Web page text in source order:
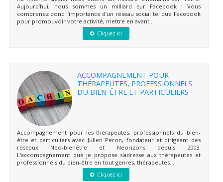
Aujourd’hui, nous sommes un milliard sur Facebook ! Vous
comprenez donc l’importance d’un réseau social tel que Facebook
pour promouvoir votre activité, mettre en avant...
Cliquez ici
ACCOMPAGNEMENT POUR
THÉRAPEUTES, PROFESSIONNELS
DU BIEN-ÊTRE ET PARTICULIERS
Accompagnement pour les thérapeutes, professionnels du bien-
être et particuliers avec Julien Peron, fondateur et dirigeant des
réseaux Neo-bienêtre et Neorizons depuis 2003.
L'accompagnement que je propose s'adresse aux thérapeutes et
professionnels du bien-être en tout genres, thérapeutes...
Cliquez ici